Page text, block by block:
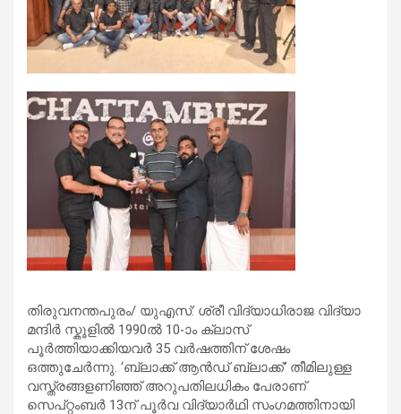
തിരുവനന്തപുരം/ യുഎസ്: ശ്രീ വിദ്യാധിരാജ വിദ്യാ
മന്ദിർ സ്കൂളിൽ 1990ൽ 10-ാം ക്ലാസ്
പൂർത്തിയാക്കിയവർ 35 വർഷത്തിന് ശേഷം
ഒത്തുചേർന്നു. ‘ബ്ലാക്ക് ആൻഡ് ബ്ലാക്ക്’ തീമിലുള്ള
വസ്ത്രങ്ങളണിഞ്ഞ് അറുപതിലധികം പേരാണ്
സെപ്റ്റംബർ 13ന് പൂർവ വിദ്യാർഥി സംഗമത്തിനായി